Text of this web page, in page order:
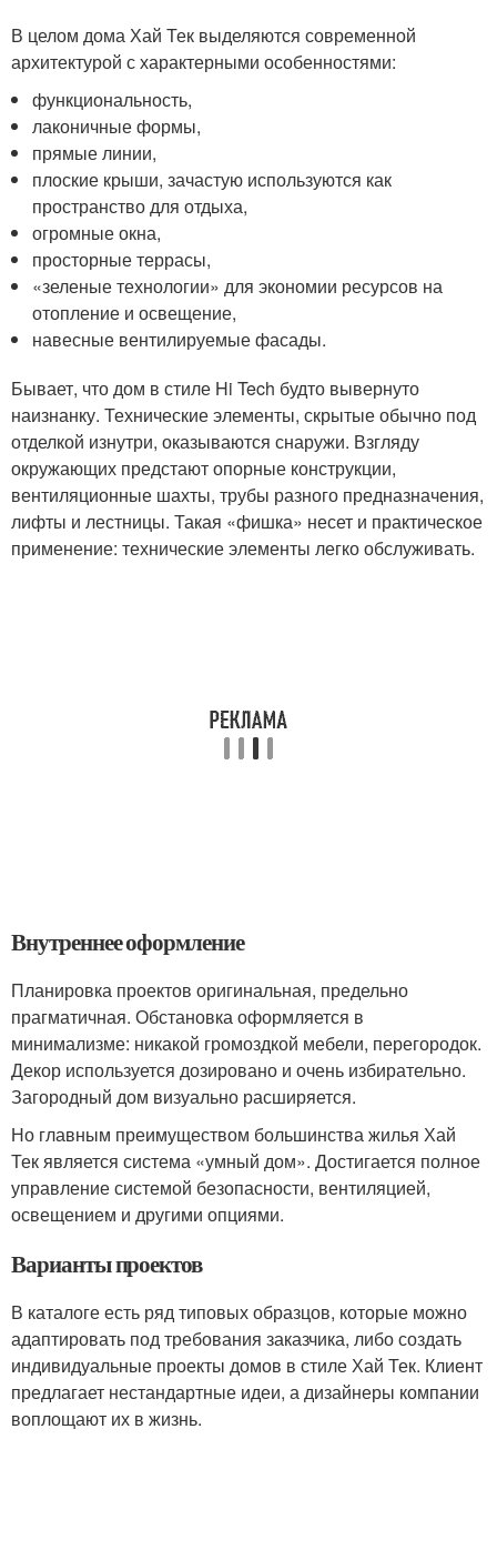
В целом дома Хай Тек выделяются современной
архитектурой с характерными особенностями:
функциональность,
лаконичные формы,
прямые линии,
плоские крыши, зачастую используются как
пространство для отдыха,
огромные окна,
просторные террасы,
«зеленые технологии» для экономии ресурсов на
отопление и освещение,
навесные вентилируемые фасады.
Бывает, что дом в стиле Hi Tech будто вывернуто
наизнанку. Технические элементы, скрытые обычно под
отделкой изнутри, оказываются снаружи. Взгляду
окружающих предстают опорные конструкции,
вентиляционные шахты, трубы разного предназначения,
лифты и лестницы. Такая «фишка» несет и практическое
применение: технические элементы легко обслуживать.
Внутреннее оформление
Планировка проектов оригинальная, предельно
прагматичная. Обстановка оформляется в
минимализме: никакой громоздкой мебели, перегородок.
Декор используется дозировано и очень избирательно.
Загородный дом визуально расширяется.
Но главным преимуществом большинства жилья Хай
Тек является система «умный дом». Достигается полное
управление системой безопасности, вентиляцией,
освещением и другими опциями.
Варианты проектов
В каталоге есть ряд типовых образцов, которые можно
адаптировать под требования заказчика, либо создать
индивидуальные проекты домов в стиле Хай Тек. Клиент
предлагает нестандартные идеи, а дизайнеры компании
воплощают их в жизнь.